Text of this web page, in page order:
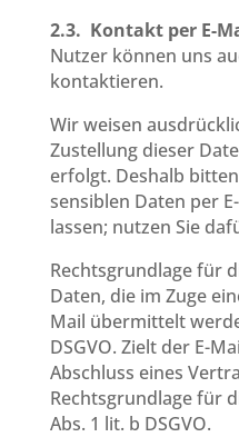
2.3. Kontakt per E-
Nutzer können uns
kontaktieren.
Wir weisen
Zustellung dieser
erfolgt. Deshalb
sensiblen Daten per
lassen; nutzen Sie
Rechtsgrundlage für
Daten, die im Zuge
Mail übermittelt
DSGVO. Zielt der E-
Abschluss eines
Rechtsgrundlage für
Abs. 1 lit. b DSGVO.